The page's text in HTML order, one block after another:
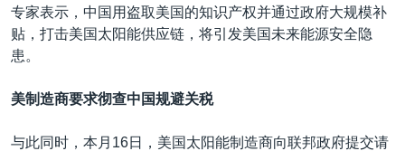
专家表示，中国用盗取美国的知识产权并通过政府大规模补
贴，打击美国太阳能供应链，将引发美国未来能源安全隐
患。
美制造商要求彻查中国规避关税
与此同时，本月16日，美国太阳能制造商向联邦政府提交请